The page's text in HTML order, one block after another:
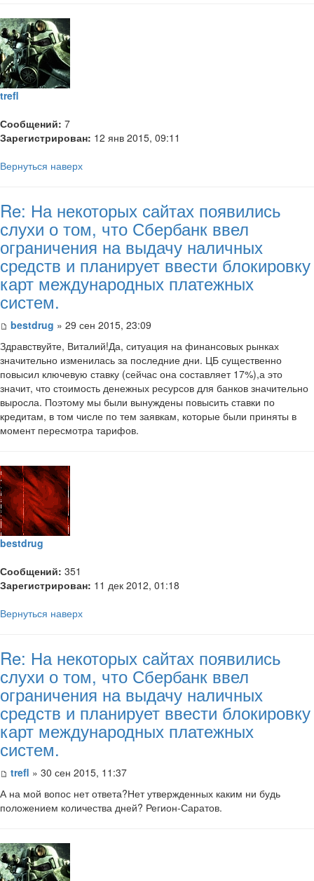
trefl
Сообщений: 7
Зарегистрирован: 12 янв 2015, 09:11
Вернуться наверх
Re: На некоторых сайтах появились
слухи о том, что Сбербанк ввел
ограничения на выдачу наличных
средств и планирует ввести блокировку
карт международных платежных
систем.
bestdrug » 29 сен 2015, 23:09
Здравствуйте, Виталий!Да, ситуация на финансовых рынках
значительно изменилась за последние дни. ЦБ существенно
повысил ключевую ставку (сейчас она составляет 17%),а это
значит, что стоимость денежных ресурсов для банков значительно
выросла. Поэтому мы были вынуждены повысить ставки по
кредитам, в том числе по тем заявкам, которые были приняты в
момент пересмотра тарифов.
bestdrug
Сообщений: 351
Зарегистрирован: 11 дек 2012, 01:18
Вернуться наверх
Re: На некоторых сайтах появились
слухи о том, что Сбербанк ввел
ограничения на выдачу наличных
средств и планирует ввести блокировку
карт международных платежных
систем.
trefl » 30 сен 2015, 11:37
А на мой вопос нет ответа?Нет утвержденных каким ни будь
положением количества дней? Регион-Саратов.